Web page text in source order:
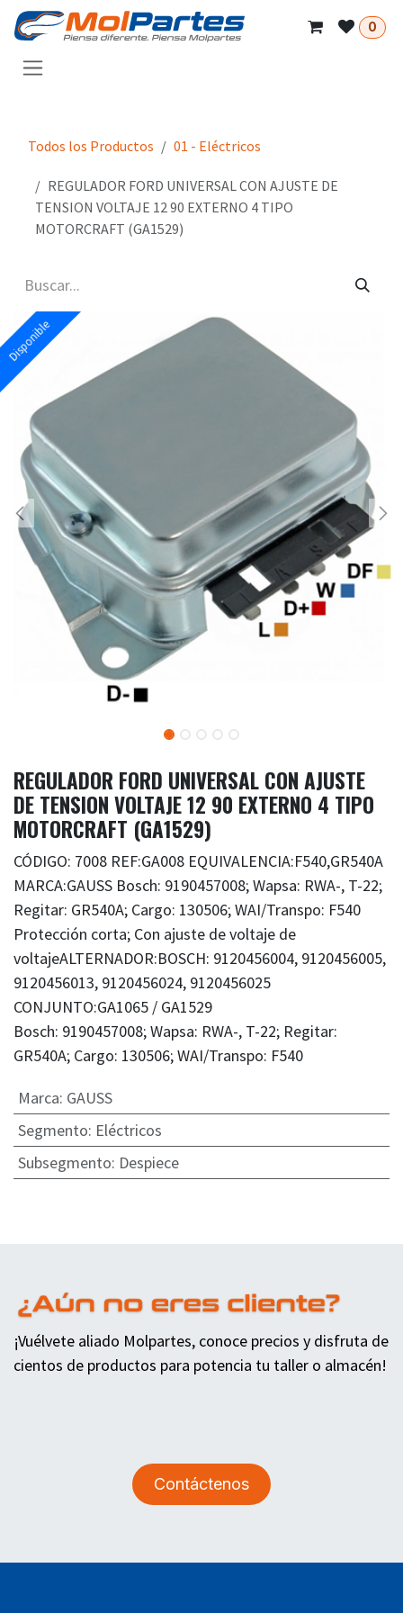
Ir al contenido
0
Todos los Productos 01 - Eléctricos
REGULADOR FORD UNIVERSAL CON AJUSTE DE
TENSION VOLTAJE 12 90 EXTERNO 4 TIPO
MOTORCRAFT (GA1529)
Disponible
Disponible
REGULADOR FORD UNIVERSAL CON AJUSTE
DE TENSION VOLTAJE 12 90 EXTERNO 4 TIPO
MOTORCRAFT (GA1529)
CÓDIGO: 7008 REF:GA008 EQUIVALENCIA:F540,GR540A
MARCA:GAUSS Bosch: 9190457008; Wapsa: RWA-, T-22;
Regitar: GR540A; Cargo: 130506; WAI/Transpo: F540
Protección corta; Con ajuste de voltaje de
voltajeALTERNADOR:BOSCH: 9120456004, 9120456005,
9120456013, 9120456024, 9120456025
CONJUNTO:GA1065 / GA1529
Bosch: 9190457008; Wapsa: RWA-, T-22; Regitar:
GR540A; Cargo: 130506; WAI/Transpo: F540
Marca: GAUSS
Segmento: Eléctricos
Subsegmento: Despiece
¡Vuélvete aliado Molpartes, conoce precios y disfruta de
cientos de productos para potencia tu taller o almacén!
Contáctenos